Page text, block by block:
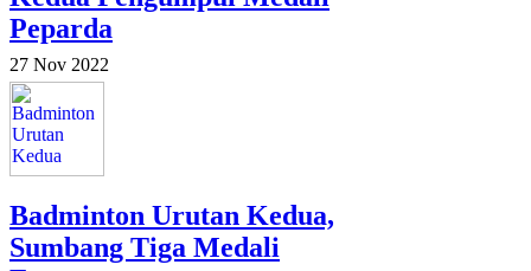
Peparda
27 Nov 2022
Badminton Urutan Kedua,
Sumbang Tiga Medali